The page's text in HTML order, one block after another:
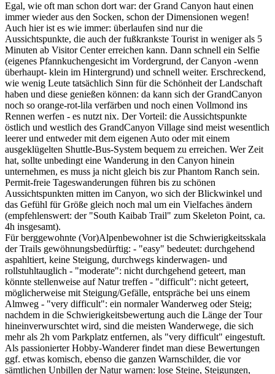
Egal, wie oft man schon dort war: der Grand Canyon haut einen
immer wieder aus den Socken, schon der Dimensionen wegen!
Auch hier ist es wie immer: überlaufen sind nur die
Aussichtspunkte, die auch der fußkrankste Tourist in weniger als 5
Minuten ab Visitor Center erreichen kann. Dann schnell ein Selfie
(eigenes Pfannkuchengesicht im Vordergrund, der Canyon -wenn
überhaupt- klein im Hintergrund) und schnell weiter. Erschreckend,
wie wenig Leute tatsächlich Sinn für die Schönheit der Landschaft
haben und diese genießen können: da kann sich der GrandCanyon
noch so orange-rot-lila verfärben und noch einen Vollmond ins
Rennen werfen - es nutzt nix. Der Vorteil: die Aussichtspunkte
östlich und westlich des GrandCanyon Village sind meist wesentlich
leerer und entweder mit dem eigenen Auto oder mit einem
ausgeklügelten Shuttle-Bus-System bequem zu erreichen. Wer Zeit
hat, sollte unbedingt eine Wanderung in den Canyon hinein
unternehmen, es muss ja nicht gleich bis zur Phantom Ranch sein.
Permit-freie Tageswanderungen führen bis zu schönen
Aussichtspunkten mitten im Canyon, wo sich der Blickwinkel und
das Gefühl für Größe gleich noch mal um ein Vielfaches ändern
(empfehlenswert: der "South Kaibab Trail" zum Skeleton Point, ca.
4h insgesamt).
Für berggewohnte (Vor)Alpenbewohner ist die Schwierigkeitsskala
der Trails gewöhnungsbedürftig: - "easy" bedeutet: durchgehend
aspahltiert, keine Steigung, durchwegs kinderwagen- und
rollstuhltauglich - "moderate": nicht durchgehend geteert, man
könnte stellenweise auf Natur treffen - "difficult": nicht geteert,
möglicherweise mit Steigung/Gefälle, entspräche bei uns einem
Almweg - "very difficult": ein normaler Wanderweg oder Steig;
nachdem in die Schwierigkeitsbewertung auch die Länge der Tour
hineinverwurschtet wird, sind die meisten Wanderwege, die sich
mehr als 2h vom Parkplatz entfernen, als "very difficult" eingestuft.
Als passionierter Hobby-Wanderer findet man diese Bewertungen
ggf. etwas komisch, ebenso die ganzen Warnschilder, die vor
sämtlichen Unbillen der Natur warnen: lose Steine, Steigungen,